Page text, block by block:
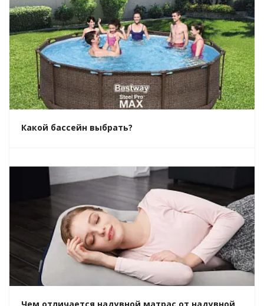
Какой бассейн выбрать?